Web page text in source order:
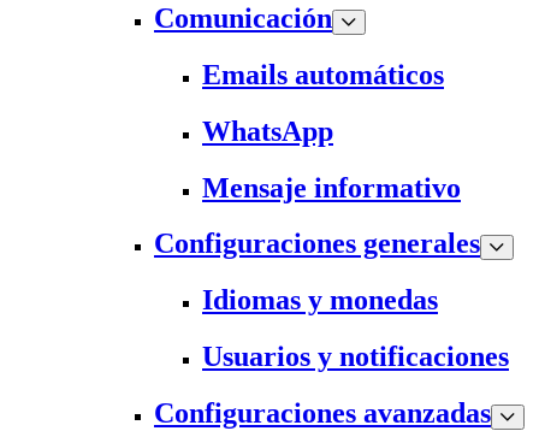
Comunicación
Emails automáticos
WhatsApp
Mensaje informativo
Configuraciones generales
Idiomas y monedas
Usuarios y notificaciones
Configuraciones avanzadas